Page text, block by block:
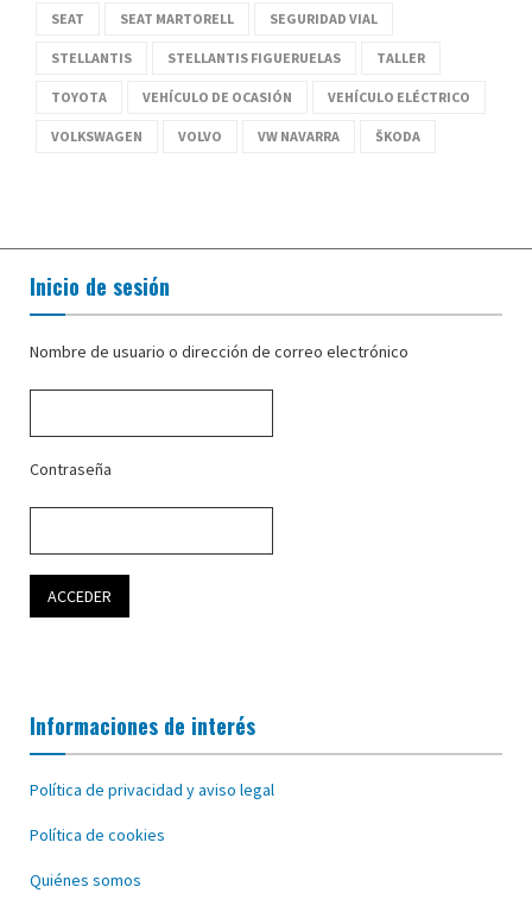
SEAT SEAT MARTORELL SEGURIDAD VIAL
STELLANTIS STELLANTIS FIGUERUELAS TALLER
TOYOTA VEHÍCULO DE OCASIÓN VEHÍCULO ELÉCTRICO
VOLKSWAGEN VOLVO VW NAVARRA ŠKODA
Inicio de sesión
Nombre de usuario o dirección de correo electrónico
Contraseña
Informaciones de interés
Política de privacidad y aviso legal
Política de cookies
Quiénes somos